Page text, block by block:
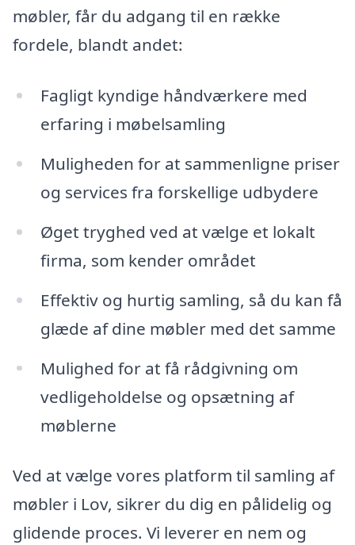
møbler, får du adgang til en række
fordele, blandt andet:
Fagligt kyndige håndværkere med
erfaring i møbelsamling
Muligheden for at sammenligne priser
og services fra forskellige udbydere
Øget tryghed ved at vælge et lokalt
firma, som kender området
Effektiv og hurtig samling, så du kan få
glæde af dine møbler med det samme
Mulighed for at få rådgivning om
vedligeholdelse og opsætning af
møblerne
Ved at vælge vores platform til samling af
møbler i Lov, sikrer du dig en pålidelig og
glidende proces. Vi leverer en nem og